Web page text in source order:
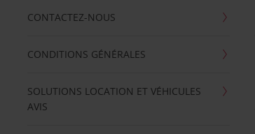
CONTACTEZ-NOUS
CONDITIONS GÉNÉRALES
SOLUTIONS LOCATION ET VÉHICULES
AVIS